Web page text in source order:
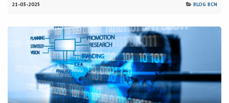
21-03-2025 BLOG BCN